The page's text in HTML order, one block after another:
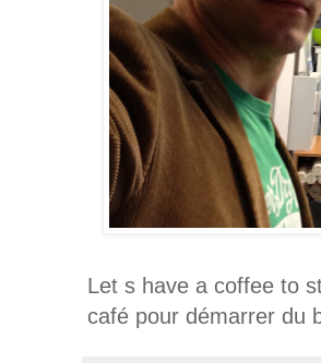
Let s have a coffee to
café pour démarrer du